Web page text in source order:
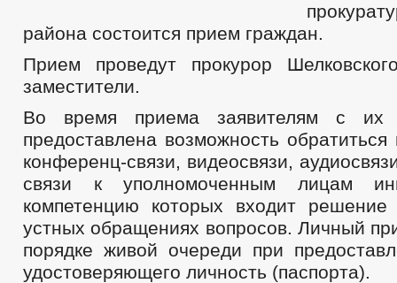
района состоится прием граждан.
Прием проведут прокурор
заместители.
Во время приема заявителям с их
предоставлена возможность
конференц-связи, видеосвязи,
связи к уполномоченным лицам
компетенцию которых входит решение
устных обращениях вопросов. Личный
порядке живой очереди при
удостоверяющего личность (паспорта).